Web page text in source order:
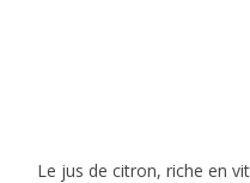
Le jus de citron, riche en